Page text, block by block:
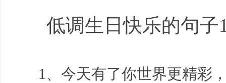
低调生日快乐的句子
1、今天有了你世界更精彩，